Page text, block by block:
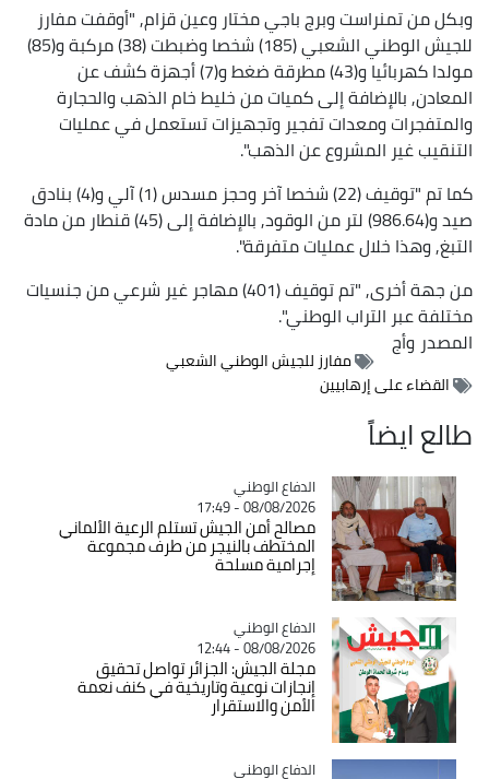
وبكل من تمنراست وبرج باجي مختار وعين قزام, "أوقفت مفارز
للجيش الوطني الشعبي (185) شخصا وضبطت (38) مركبة و(85)
مولدا كهربائيا و(43) مطرقة ضغط و(7) أجهزة كشف عن
المعادن, بالإضافة إلى كميات من خليط خام الذهب والحجارة
والمتفجرات ومعدات تفجير وتجهيزات تستعمل في عمليات
التنقيب غير المشروع عن الذهب".
كما تم "توقيف (22) شخصا آخر وحجز مسدس (1) آلي و(4) بنادق
صيد و(986.64) لتر من الوقود, بالإضافة إلى (45) قنطار من مادة
التبغ, وهذا خلال عمليات متفرقة".
من جهة أخرى, "تم توقيف (401) مهاجر غير شرعي من جنسيات
مختلفة عبر التراب الوطني".
المصدروأج
مفارز للجيش الوطني الشعبي
القضاء على إرهابيين
طالع ايضاً
Catégorie
الدفاع الوطني
08/08/2026 - 17:49
مصالح أمن الجيش تستلم الرعية الألماني
المختطف بالنيجر من طرف مجموعة
إجرامية مسلحة
Catégorie
الدفاع الوطني
08/08/2026 - 12:44
مجلة الجيش: الجزائر تواصل تحقيق
إنجازات نوعية وتاريخية في كنف نعمة
الأمن والاستقرار
Catégorie
الدفاع الوطني